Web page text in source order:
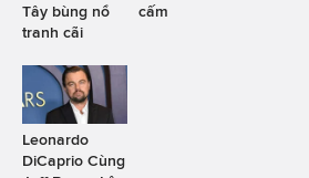
Tây bùng nổ
tranh cãi
cấm
Leonardo
DiCaprio Cùng